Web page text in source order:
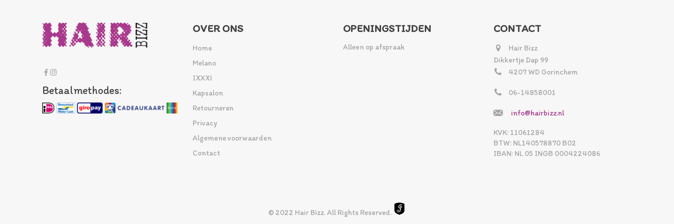
Betaalmethodes:
OVER ONS
Home
Melano
IXXXI
Kapsalon
Retourneren
Privacy
Algemene voorwaarden
Contact
OPENINGSTIJDEN
Alleen op afspraak
CONTACT
Hair Bizz
Dikkertje Dap 99
4207 WD Gorinchem
06-14858001
info@hairbizz.nl
KVK: 11061284
BTW: NL140578870 B02
IBAN: NL 05 INGB 0004224086
© 2022 Hair Bizz. All Rights Reserved.